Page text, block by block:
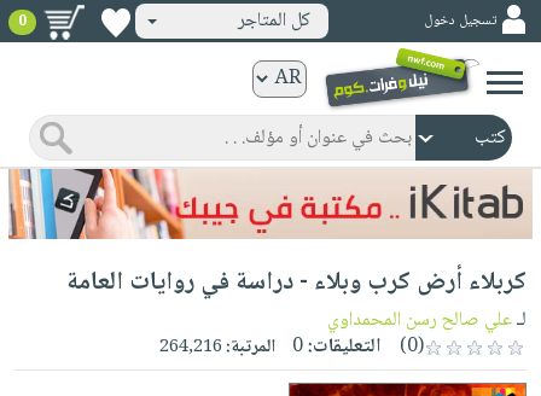
ورقية
المواضيع
صدر
حديثاً
الأكثر
مبيعاً
جوائز
شحن
مخفض
كتب
الكترونية
الصفحة
الرئيسية
صدر
حديثاً
كتب
صوتية
الصفحة
تسجيل دخول كل المتاجر 0
كربلاء أرض كرب وبلاء - دراسة في روايات العامة
لـعلي صالح رسن المحمداوي
(0)
التعليقات:0 المرتبة:264,216